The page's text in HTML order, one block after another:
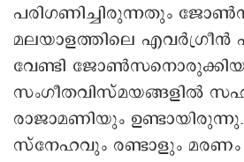
പരിഗണിച്ചിരുന്നതും
മലയാളത്തിലെ എവര്‍ഗ്രീന്‍
വേണ്ടി ജോണ്‍സനൊരുക്കിയ
സംഗീതവിസ്മയങ്ങളിൽ
രാജാമണിയും
സ്‌നേഹവും രണ്ടാളും